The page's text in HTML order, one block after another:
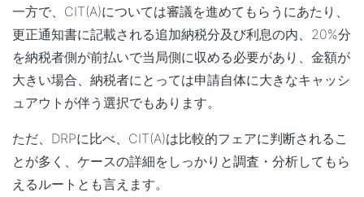
一方で、CIT(A)については審議を進めてもらうにあたり、
更正通知書に記載される追加納税分及び利息の内、20%分
を納税者側が前払いで当局側に収める必要があり、金額が
大きい場合、納税者にとっては申請自体に大きなキャッシ
ュアウトが伴う選択でもあります。
ただ、DRPに比べ、CIT(A)は比較的フェアに判断されるこ
とが多く、ケースの詳細をしっかりと調査・分析してもら
えるルートとも言えます。